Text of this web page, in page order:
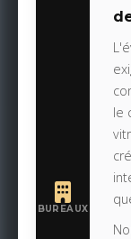
BUREAUX
le